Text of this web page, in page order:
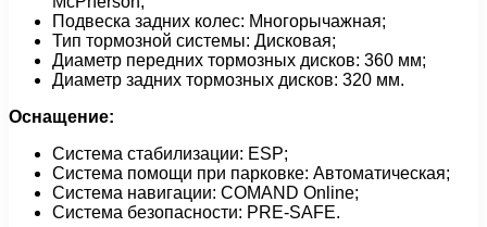
Подвеска задних колес: Многорычажная;
Тип тормозной системы: Дисковая;
Диаметр передних тормозных дисков: 360 мм;
Диаметр задних тормозных дисков: 320 мм.
Оснащение:
Система стабилизации: ESP;
Система помощи при парковке: Автоматическая;
Система навигации: COMAND Online;
Система безопасности: PRE-SAFE.